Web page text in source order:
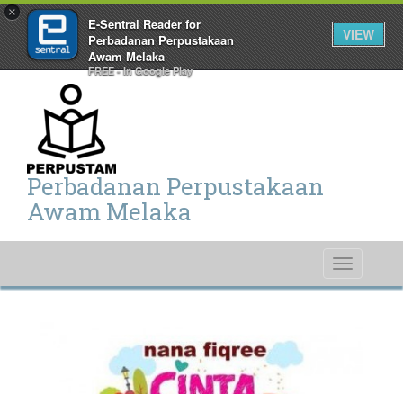
×
E-Sentral Reader for
Perbadanan Perpustakaan
Awam Melaka
FREE - In Google Play
VIEW
Perbadanan Perpustakaan
Awam Melaka
Toggle